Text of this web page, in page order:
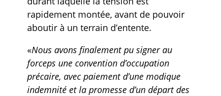
rapidement montée, avant de pouvoir
aboutir à un terrain d’entente.
«Nous avons finalement pu signer au
forceps une convention d’occupation
précaire, avec paiement d’une modique
indemnité et la promesse d’un départ des